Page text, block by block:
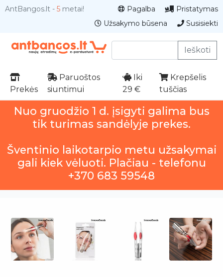
AntBangos.lt - 5 metai! Pagalba
Pristatymas
Užsakymo būsena
Susisiekti
Ieškoti
Prekės
Paruoštos
siuntimui
Iki
29 €
Krepšelis
tuščias
Nuo gruodžio 1 d. įsigyti galima bus
tik turimas sandėlyje prekes.
Šventinio laikotarpio metu užsakymai
gali kiek vėluoti. Plačiau - telefonu
+370 683 59548